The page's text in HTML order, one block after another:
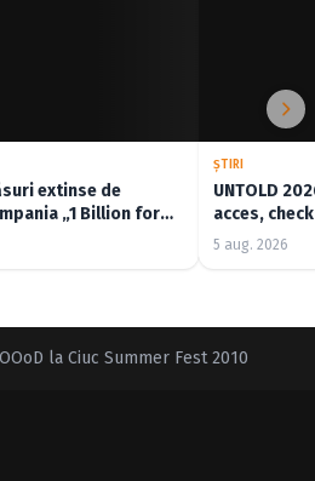
extinse de
„1 Billion for
ŞTIRI
UNTOLD
acces,
5 aug. 2026
la Ciuc Summer Fest 2010